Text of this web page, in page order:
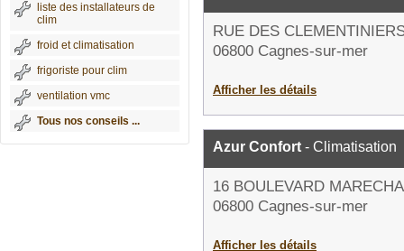
liste des installateurs de
clim
froid et climatisation
frigoriste pour clim
ventilation vmc
Tous nos conseils ...
RUE DES
06800 Cagnes-sur-mer
Afficher les détails
Azur Confort - Climatisation
16 BOULEVARD
06800 Cagnes-sur-mer
Afficher les détails